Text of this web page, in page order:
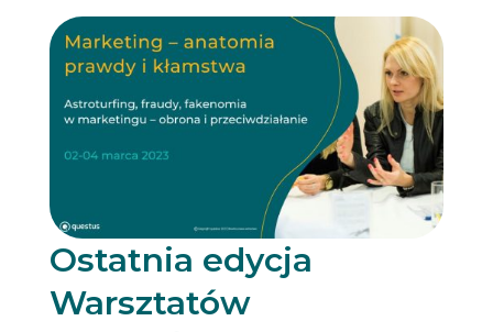
Ostatnia edycja
Warsztatów